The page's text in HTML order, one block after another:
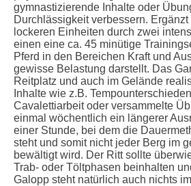
gymnastizierende Inhalte oder
Durchlässigkeit verbessern.
lockeren Einheiten durch zwei
einen eine ca. 45 minütige
Pferd in den Bereichen Kraft und
gewisse Belastung darstellt. Das
Reitplatz und auch im Gelände
Inhalte wie z.B.
Cavalettiarbeit oder versammelte
einmal wöchentlich ein längerer
einer Stunde, bei dem die
steht und somit nicht jeder Berg im
bewältigt wird. Der Ritt sollte
Trab- oder Töltphasen beinhalten
Galopp steht natürlich auch nichts